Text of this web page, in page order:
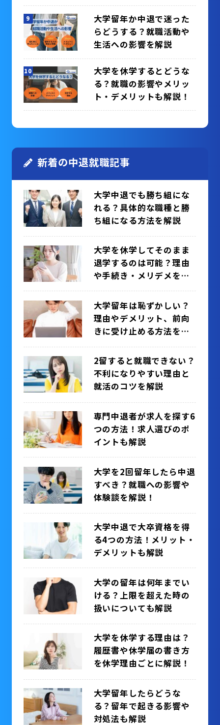
は？
大学留年か中退で迷った
らどうする？就職活動や
生活への影響を解説
大学を休学するとどうな
る？就職の影響やメリッ
ト・デメリットも解説！
新着の中退就職記事
大学中退でも勝ち組にな
れる？具体的な職種と勝
ち組になる方法を解説
大学を休学してそのまま
退学するのは可能？理由
や手続き・メリデメを解
説
大学留年は恥ずかしい？
理由やデメリット、前向
きに受け止める方法を解
2留すると就職できない？
不利になりやすい理由と
就活のコツを解説
専門中退者が求人を探す6
つの方法！求人選びのポ
イントも解説
大学を2回留年したら中退
すべき？就職への影響や
体験談を解説！
大学中退で大卒資格を得
る4つの方法！メリット・
デメリットも解説
大学の留年は何年までい
ける？上限を超えた時の
扱いについても解説
大学を休学する理由は？
履歴書や休学届の書き方
を休学理由ごとに解説！
大学留年したらどうな
る？留年で起きる影響や
対処法も解説